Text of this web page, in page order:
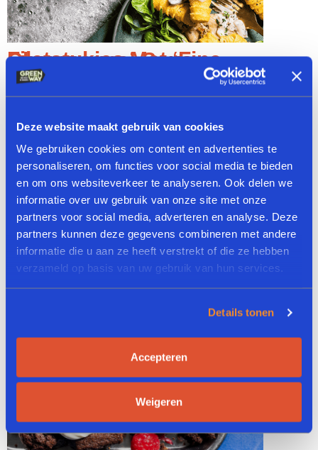
Deze website maakt gebruik van cookies
We gebruiken cookies om content en advertenties te
personaliseren, om functies voor social media te bieden
en om ons websiteverkeer te analyseren. Ook delen we
informatie over uw gebruik van onze site met onze
partners voor social media, adverteren en analyse. Deze
partners kunnen deze gegevens combineren met andere
informatie die u aan ze heeft verstrekt of die ze hebben
verzameld op basis van uw gebruik van hun services.
Details tonen
Accepteren
Weigeren
Filetstukjes Met ‘fine Champagne’-Saus
35 Minuten
4 Personen
Nagerecht